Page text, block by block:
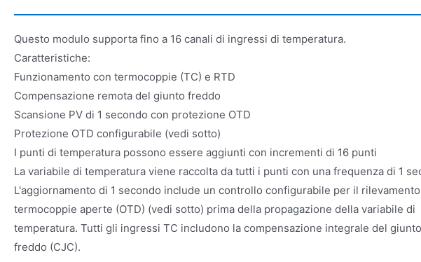
Questo modulo supporta fino a 16 canali di ingressi di temperatura.
Caratteristiche:
Funzionamento con termocoppie (TC) e RTD
Compensazione remota del giunto freddo
Scansione PV di 1 secondo con protezione OTD
Protezione OTD configurabile (vedi sotto)
I punti di temperatura possono essere aggiunti con incrementi di 16 punti
La variabile di temperatura viene raccolta da tutti i punti con una frequenza di 1
L'aggiornamento di 1 secondo include un controllo configurabile per il
termocoppie aperte (OTD) (vedi sotto) prima della propagazione della variabile di
temperatura. Tutti gli ingressi TC includono la compensazione integrale del giunto
freddo (CJC).